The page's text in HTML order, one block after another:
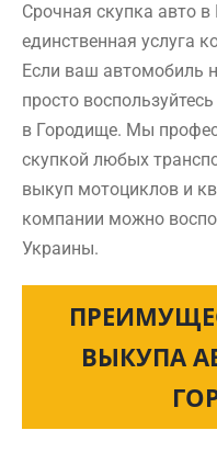
Срочная скупка авто
единственная услуга
Если ваш автомобиль
просто
в Городище. Мы
скупкой любых
выкуп мотоциклов и
компании можно
Украины.
ВЫКУПА